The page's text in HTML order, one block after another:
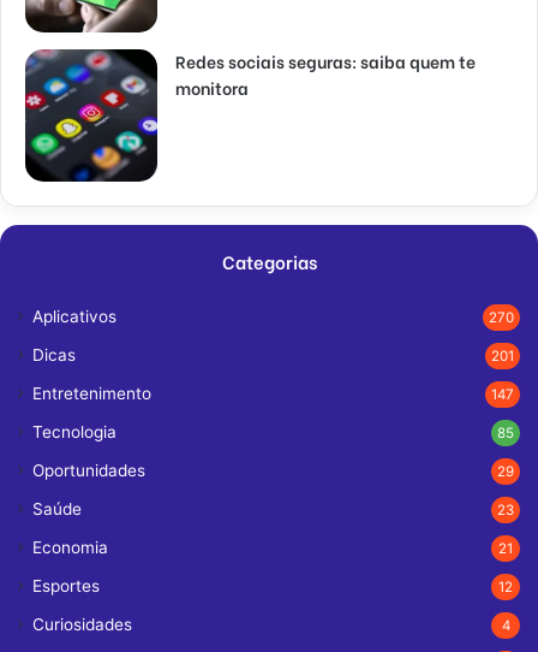
Redes sociais seguras: saiba quem te
monitora
Categorias
Aplicativos 270
Dicas 201
Entretenimento 147
Tecnologia 85
Oportunidades 29
Saúde 23
Economia 21
Esportes 12
Curiosidades 4